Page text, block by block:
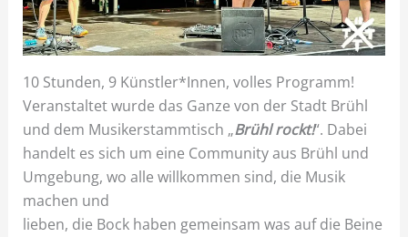
10 Stunden, 9 Künstler*Innen, volles Programm!
Veranstaltet wurde das Ganze von der Stadt Brühl
und dem Musikerstammtisch „Brühl rockt!“. Dabei
handelt es sich um eine Community aus Brühl und
Umgebung, wo alle willkommen sind, die Musik
machen und
lieben, die Bock haben gemeinsam was auf die Beine